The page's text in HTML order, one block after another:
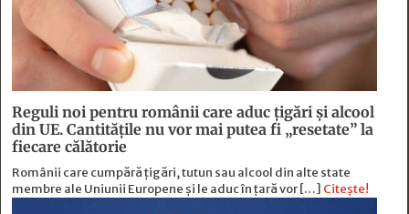
Reguli noi pentru românii care aduc țigări și alcool
din UE. Cantitățile nu vor mai putea fi „resetate” la
fiecare călătorie
Românii care cumpără țigări, tutun sau alcool din alte state
membre ale Uniunii Europene și le aduc în țară vor […] Citește!